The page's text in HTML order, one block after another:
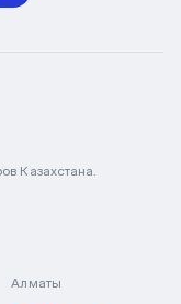
Казахстана.
Алматы